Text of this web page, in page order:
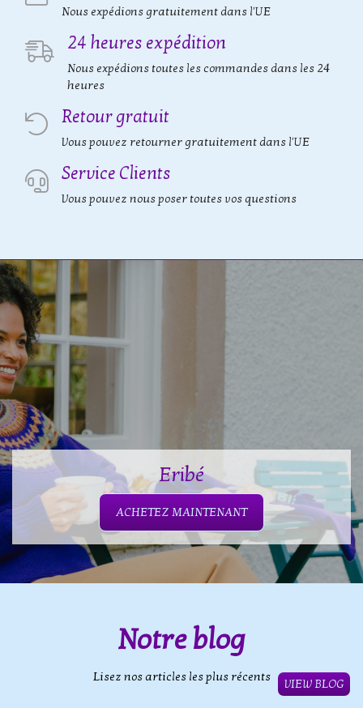
Nous expédions gratuitement dans l'UE
24 heures expédition
Nous expédions toutes les commandes dans les 24
heures
Retour gratuit
Vous pouvez retourner gratuitement dans l'UE
Service Clients
Vous pouvez nous poser toutes vos questions
Eribé
ACHETEZ MAINTENANT
Notre blog
Lisez nos articles les plus récents
VIEW BLOG